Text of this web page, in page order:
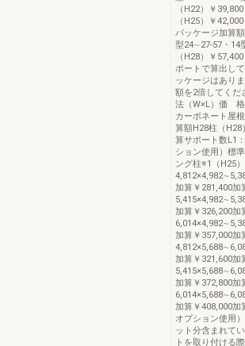
（H22）￥
（H25）￥
パッケージ加算
型24∼27-57・14
（H28）￥
ポートで算出し
ッケージはあり
額を2倍してく
法（W×L）価 格
カーボネート屋
算額H28柱（
算サポート数L1
ション使用）標
ング柱※1（H25
加算￥281,400加
加算￥326,200加
加算￥357,000加
加算￥321,600加
加算￥372,800加
加算￥408,000
オプション使用
ット分含まれて
トを取り付ける